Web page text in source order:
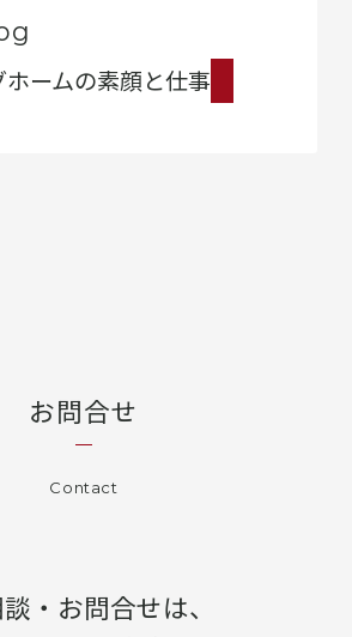
ームの素顔と仕事
お問合せ
Contact
・お問合せは、